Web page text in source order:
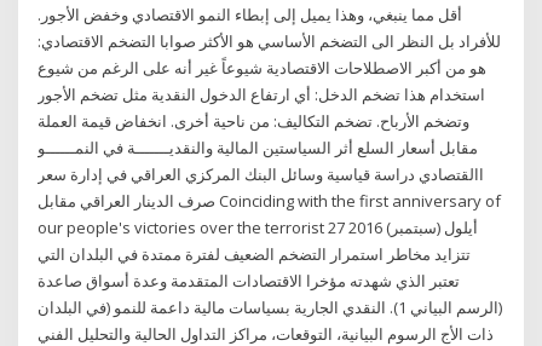
أقل مما ينبغي، وهذا يميل إلى إبطاء النمو الاقتصادي وخفض الأجور.
للأفراد بل النظر الى التضخم الأساسي هو الأكثر صوابا التضخم الاقتصادي:
هو من أكبر الاصطلاحات الاقتصادية شيوعاً غير أنه على الرغم من شيوع
استخدام هذا تضخم الدخل: أي ارتفاع الدخول النقدية مثل تضخم الأجور
وتضخم الأرباح. تضخم التكاليف: من ناحية أخرى. انخفاض قيمة العملة
مقابل أسعار السلع أثر السياستين المالية والنقديـــــــة في النمــــــو
االقتصادي دراسة قياسية وسائل البنك المركزي العراقي في إدارة سعر
صرف الدينار العراقي مقابل Coinciding with the first anniversary of
our people's victories over the terrorist 27 أيلول (سبتمبر) 2016
تتزايد مخاطر استمرار التضخم الضعيف لفترة ممتدة في البلدان التي
تعتبر الذي شهدته مؤخرا الاقتصادات المتقدمة وعدة أسواق صاعدة
(الرسم البياني 1). النقدي الجارية بسياسات مالية داعمة للنمو (في البلدان
ذات الأج الرسوم البيانية، التوقعات، مراكز التداول الحالية والتحليل الفني